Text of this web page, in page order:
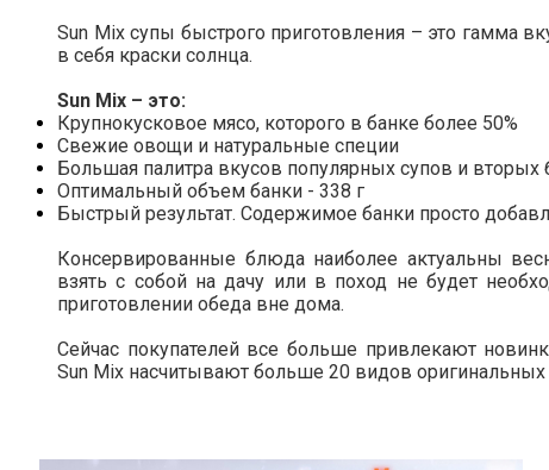
Sun Mix супы быстрого приготовления – это гамма
в себя краски солнца.
Sun Mix – это:
Крупнокусковое мясо, которого в банке более 50%
Свежие овощи и натуральные специи
Большая палитра вкусов популярных супов и
Оптимальный объем банки - 338 г
Быстрый результат. Содержимое банки просто
Консервированные блюда наиболее актуальны
взять с собой на дачу или в поход не будет
приготовлении обеда вне дома.
Сейчас покупателей все больше привлекают
Sun Mix насчитывают больше 20 видов оригинальных